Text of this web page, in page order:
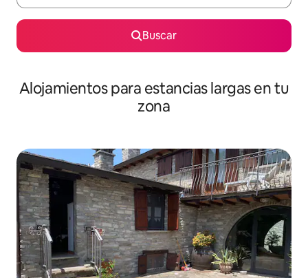
Buscar
Alojamientos para estancias largas en tu
zona